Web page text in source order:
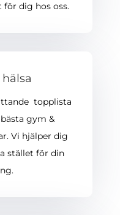
dig hos oss.
topplista
gym &
Vi hjälper dig
stället för din